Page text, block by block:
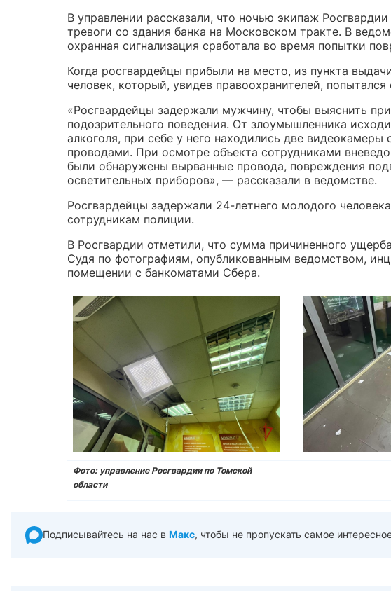
В управлении рассказали, что ночью экипаж Росгвардии
тревоги со здания банка на Московском тракте. В
охранная сигнализация сработала во время попытки
Когда росгвардейцы прибыли на место, из пункта
человек, который, увидев правоохранителей, попытался
«Росгвардейцы задержали мужчину, чтобы выяснить
подозрительного поведения. От злоумышленника
алкоголя, при себе у него находились две
проводами. При осмотре объекта сотрудниками
были обнаружены вырванные провода, повреждения
осветительных приборов», — рассказали в ведомстве.
Росгвардейцы задержали 24-летнего молодого
сотрудникам полиции.
В Росгвардии отметили, что сумма причиненного
Судя по фотографиям, опубликованным ведомством,
помещении с банкоматами Сбера.
Фото: управление Росгвардии по Томской
области
Подписывайтесь на нас в Макс, чтобы не пропускать самое